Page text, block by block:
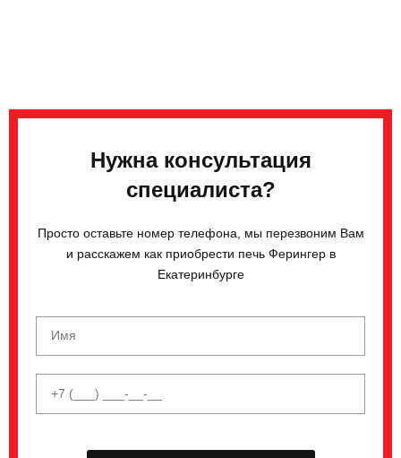
Нужна консультация
специалиста?
Просто оставьте номер телефона, мы перезвоним Вам
и расскажем как приобрести печь Ферингер в
Екатеринбурге